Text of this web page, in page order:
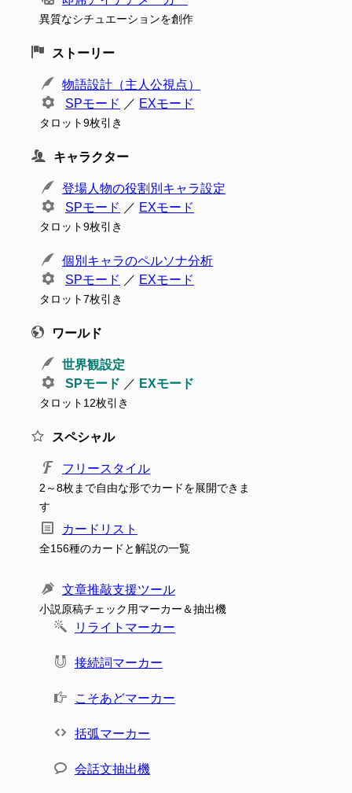
異質なシチュエーションを創作
ストーリー
物語設計（主人公視点）
SPモード ／ EXモード
タロット9枚引き
キャラクター
登場人物の役割別キャラ設定
SPモード ／ EXモード
タロット9枚引き
個別キャラのペルソナ分析
SPモード ／ EXモード
タロット7枚引き
ワールド
世界観設定
SPモード ／ EXモード
タロット12枚引き
スペシャル
フリースタイル
2～8枚まで自由な形でカードを展開できま
す
カードリスト
全156種のカードと解説の一覧
文章推敲支援ツール
小説原稿チェック用マーカー＆抽出機
リライトマーカー
接続詞マーカー
こそあどマーカー
括弧マーカー
会話文抽出機